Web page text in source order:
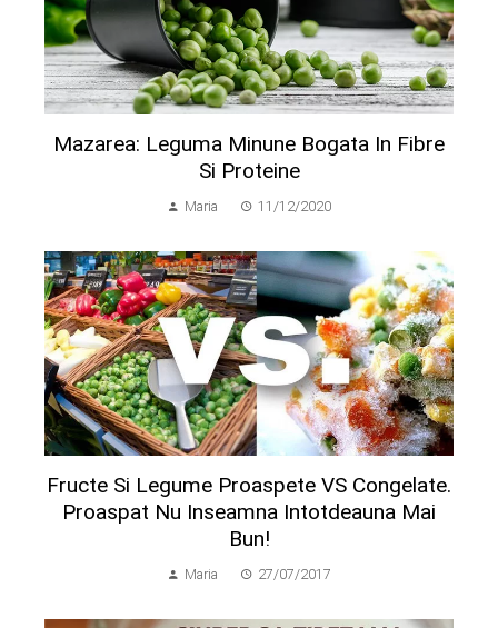
Mazarea: Leguma Minune Bogata In Fibre
Si Proteine
Maria 11/12/2020
Fructe Si Legume Proaspete VS Congelate.
Proaspat Nu Inseamna Intotdeauna Mai
Bun!
Maria 27/07/2017